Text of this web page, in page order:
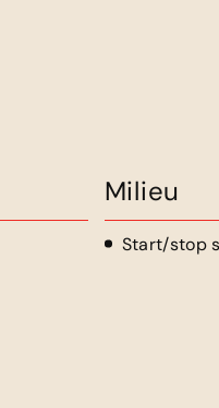
Milieu
Start/stop